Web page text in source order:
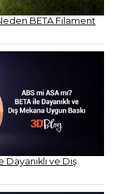
BETA Filament
Dayanıklı ve Dış